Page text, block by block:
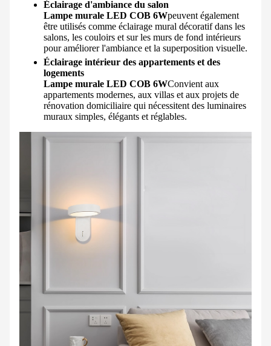
Éclairage d'ambiance du salon
Lampe murale LED COB 6Wpeuvent également
être utilisés comme éclairage mural décoratif dans les
salons, les couloirs et sur les murs de fond intérieurs
pour améliorer l'ambiance et la superposition visuelle.
Éclairage intérieur des appartements et des
logements
Lampe murale LED COB 6WConvient aux
appartements modernes, aux villas et aux projets de
rénovation domiciliaire qui nécessitent des luminaires
muraux simples, élégants et réglables.